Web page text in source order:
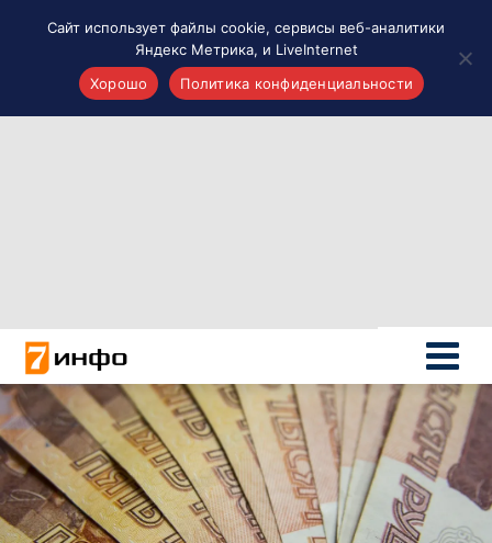
Новости России
Политика
Новости мира
Все материалы 7инфо
О НАС
ПОИСК ПО САЙТУ
Сайт использует файлы cookie, сервисы веб-аналитики
Яндекс Метрика, и LiveInternet
Хорошо
Политика конфиденциальности